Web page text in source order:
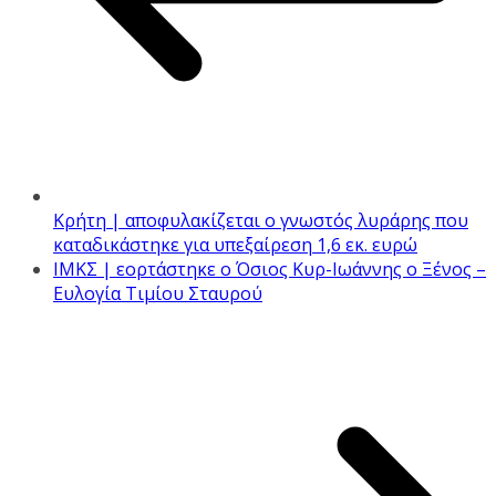
Κρήτη | αποφυλακίζεται ο γνωστός λυράρης που
καταδικάστηκε για υπεξαίρεση 1,6 εκ. ευρώ
ΙΜΚΣ | εορτάστηκε ο Όσιος Κυρ-Ιωάννης ο Ξένος –
Ευλογία Τιμίου Σταυρού